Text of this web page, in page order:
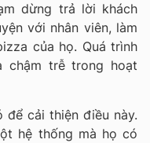
dừng trả lời khách
với nhân viên, làm
của họ. Quá trình
chậm trễ trong hoạt
để cải thiện điều này.
hệ thống mà họ có